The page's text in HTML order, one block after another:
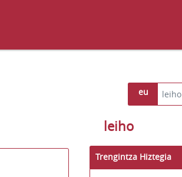
eu
leiho
Trengintza Hiztegia